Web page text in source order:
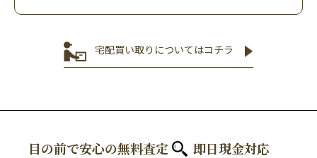
宅配買い取りについてはコチラ
目の前で安心の無料査定 即日現金対応